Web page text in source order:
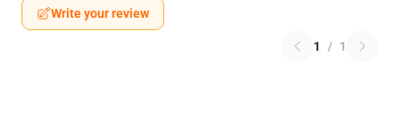
Write your review
1 / 1